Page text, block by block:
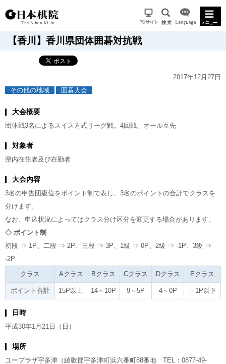
【香川】香川県団体囲碁対抗戦
2017年12月27日
その他の地域
囲碁大会
大会概要
団体戦3名によるスイス方式リーグ戦。4回戦、オール互先
対象者
県内在住者及び在勤者
大会内容
3名の申告団級位をポイント制で表し、3名のポイントの合計でクラスを
分けます。
なお、申込状況によってはクラス分け区分を変更する場合があります。
◇ ポイント制
初段 ⇒ 1P、二段 ⇒ 2P、三段 ⇒ 3P、1級 ⇒ 0P、2級 ⇒ -1P、3級 ⇒
-2P
クラス
Aクラス Bクラス Cクラス Dクラス Eクラス
ポイント合計 15P以上 14～10P 9～5P 4～0P －1P以下
日時
平成30年1月21日（日）
場所
ユープラザ宇多津（綾歌郡宇多津町浜六番町88番地 TEL：0877-49-